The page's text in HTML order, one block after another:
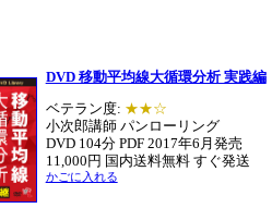
DVD 移動平均線大循環分析 実践編
ベテラン度: ★★☆
小次郎講師 パンローリング
DVD 104分 PDF 2017年6月発売
11,000円 国内送料無料 すぐ発送
かごに入れる